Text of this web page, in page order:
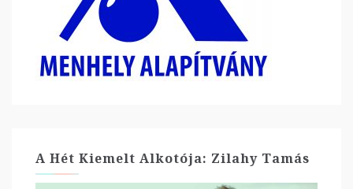
A Hét Kiemelt Alkotója: Zilahy Tamás